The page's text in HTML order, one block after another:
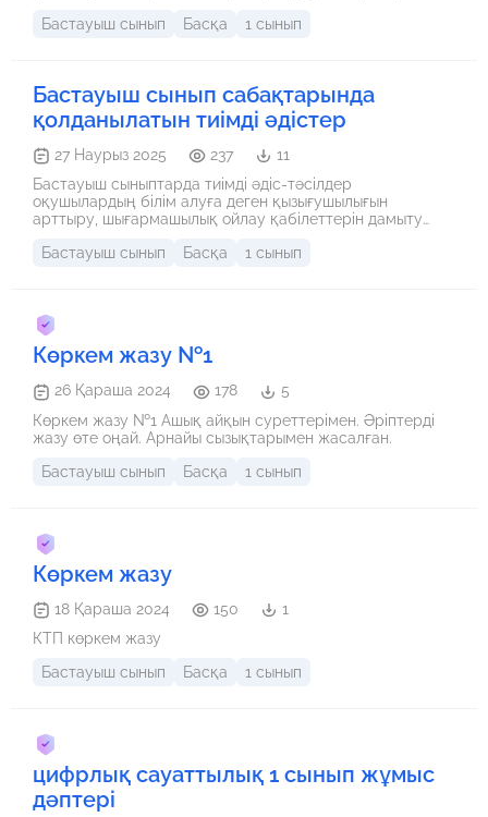
қабілетін дамыту. • Күнделікті өмірде сандарды
Бастауыш сынып Басқа 1 сынып
Бастауыш сынып сабақтарында
қолданылатын тиімді әдістер
27 Наурыз 2025 237
11
Бастауыш сыныптарда тиімді әдіс-тәсілдер
оқушылардың білім алуға деген қызығушылығын
арттыру, шығармашылық ойлау қабілеттерін дамыту
қолданылады. Бұл әдіс-тәсілдер білімнің мазмұнын
Бастауыш сынып Басқа 1 сынып
Көркем жазу №1
26 Қараша 2024 178
5
Көркем жазу №1 Ашық айқын суреттерімен. Әріптерді
жазу өте оңай. Арнайы сызықтарымен жасалған.
Бастауыш сынып
Басқа 1 сынып
Көркем жазу
18 Қараша 2024 150
1
КТП көркем жазу
Бастауыш сынып
Басқа 1 сынып
цифрлық сауаттылық 1 сынып жұмыс
дәптері